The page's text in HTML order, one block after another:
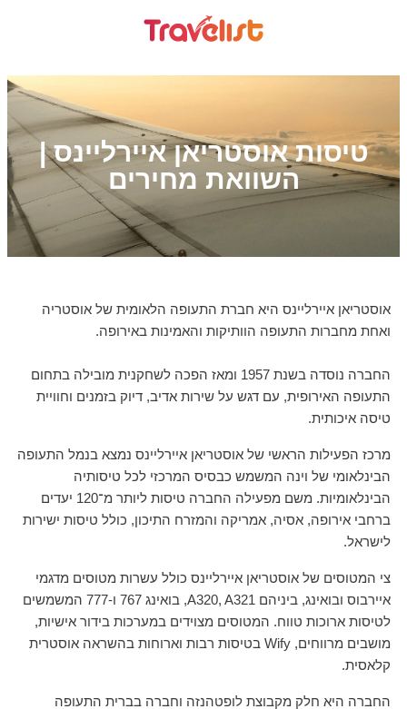
טיסות אוסטריאן איירליינס |
השוואת מחירים
אוסטריאן איירליינס היא חברת התעופה הלאומית של אוסטריה
ואחת מחברות התעופה הוותיקות והאמינות באירופה.
החברה נוסדה בשנת 1957 ומאז הפכה לשחקנית מובילה בתחום
התעופה האירופית, עם דגש על שירות אדיב, דיוק בזמנים וחוויית
טיסה איכותית.
מרכז הפעילות הראשי של אוסטריאן איירליינס נמצא בנמל התעופה
הבינלאומי של וינה המשמש כבסיס המרכזי לכל טיסותיה
הבינלאומיות. משם מפעילה החברה טיסות ליותר מ־120 יעדים
ברחבי אירופה, אסיה, אמריקה והמזרח התיכון, כולל טיסות ישירות
לישראל.
צי המטוסים של אוסטריאן איירליינס כולל עשרות מטוסים מדגמי
איירבוס ובואינג, ביניהם A320, A321, בואינג 767 ו-777 המשמשים
לטיסות ארוכות טווח. המטוסים מצוידים במערכות בידור אישיות,
מושבים מרווחים, Wify בטיסות רבות וארוחות בהשראה אוסטרית
קלאסית.
החברה היא חלק מקבוצת לופטהנזה וחברה בברית התעופה